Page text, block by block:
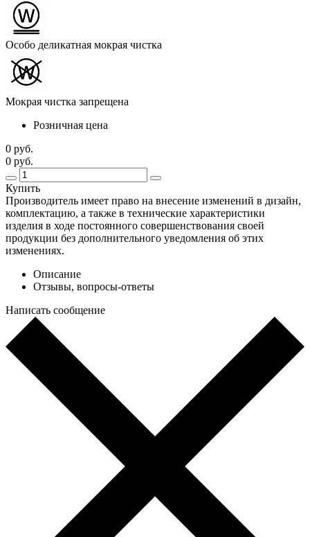
Особо деликатная мокрая чистка
Мокрая чистка запрещена
Розничная цена
0 руб.
0 руб.
Купить
Производитель имеет право на внесение изменений в дизайн,
комплектацию, а также в технические характеристики
изделия в ходе постоянного совершенствования своей
продукции без дополнительного уведомления об этих
изменениях.
Описание
Отзывы, вопросы-ответы
Написать сообщение